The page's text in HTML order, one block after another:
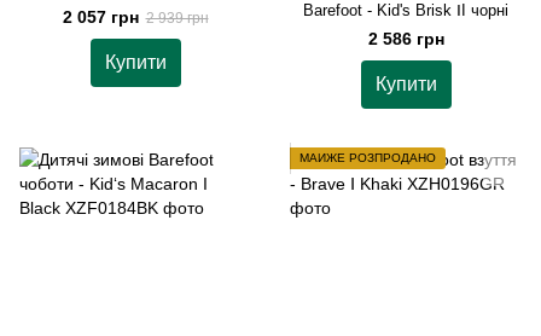
2 057 грн 2 939 грн
Купити
Barefoot - Kid's Brisk ⅠI чорні
2 586 грн
Купити
МАЙЖЕ РОЗПРОДАНО